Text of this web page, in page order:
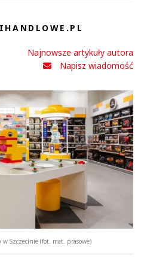
Najnowsze artykuły autora
Napisz wiadomość
Szczecinie (fot. mat. prasowe)